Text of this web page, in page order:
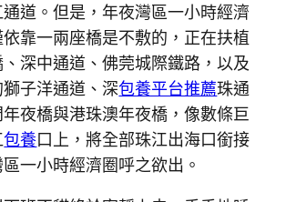
道。但是，年夜灣區一小時經濟
靠一兩座橋是不敷的，正在扶植
深中通道、佛莞城際鐵路，以及
子洋通道、深包養平台推薦珠通
夜橋與港珠澳年夜橋，像數條巨
包養口上，將全部珠江出海口銜接
一小時經濟圈呼之欲出。